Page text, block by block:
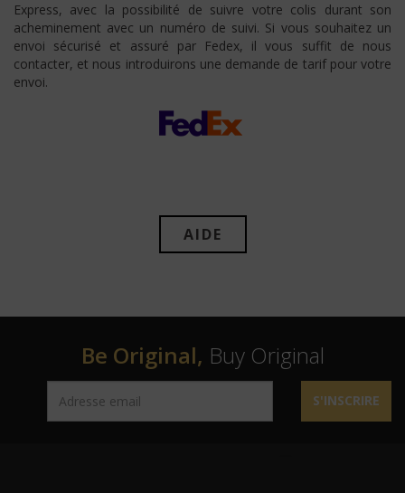
Express, avec la possibilité de suivre votre colis durant son
acheminement avec un numéro de suivi. Si vous souhaitez un
envoi sécurisé et assuré par Fedex, il vous suffit de nous
contacter, et nous introduirons une demande de tarif pour votre
envoi.
AIDE
Be Original, Buy Original
S'INSCRIRE